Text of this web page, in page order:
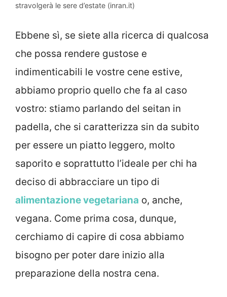
stravolgerà le sere d’estate (inran.it)
Ebbene sì, se siete alla ricerca di qualcosa
che possa rendere gustose e
indimenticabili le vostre cene estive,
abbiamo proprio quello che fa al caso
vostro: stiamo parlando del seitan in
padella, che si caratterizza sin da subito
per essere un piatto leggero, molto
saporito e soprattutto l’ideale per chi ha
deciso di abbracciare un tipo di
alimentazione vegetariana o, anche,
vegana. Come prima cosa, dunque,
cerchiamo di capire di cosa abbiamo
bisogno per poter dare inizio alla
preparazione della nostra cena.